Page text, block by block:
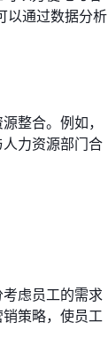
以通过数据分析
整合。例如，
力资源部门合
虑员工的需求
策略，使员工